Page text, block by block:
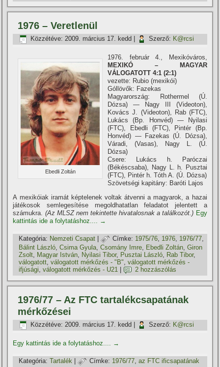
1976 – Veretlenül
Közzétéve: 2009. március 17. kedd Szerző: K@rcsi
Ebedli Zoltán
1976. február 4., Mexikóváros,
MEXIKÓ – MAGYAR
VÁLOGATOTT 4:1 (2:1)
vezette: Rubio (mexikói)
Góllövők: Fazekas
Magyarország: Rothermel (Ú.
Dózsa) — Nagy III (Videoton),
Kovács J. (Videoton), Rab (FTC),
Lukács (Bp. Honvéd) — Nyilasi
(FTC), Ebedli (FTC), Pintér (Bp.
Honvéd) — Fazekas (Ú. Dózsa),
Váradi, (Vasas), Nagy L. (Ú.
Dózsa)
Csere: Lukács h. Paróczai
(Békéscsaba), Nagy L. h. Pusztai
(FTC), Pintér h. Tóth A. (Ú. Dózsa)
Szövetségi kapitány: Baróti Lajos
A mexikóiak iramát képtelenek voltak átvenni a magyarok, a hazai
játékosok semlegesí­tése megoldhatatlan feladatot jelentett a
számukra. (Az MLSZ nem tekintette hivatalosnak a találkozót.) Egy
kattintás ide a folytatáshoz.... →
Kategória: Nemzeti Csapat | Címke: 1975/76, 1976, 1976/77,
Bálint László,Csima Gyula,Csomány Imre, Ebedli Zoltán,Giron
Zsolt, Magyar István, Nyilasi Tibor, Pusztai László, Rab Tibor,
válogatott,válogatott mérkőzés - "B",válogatott mérkőzés -
ifjúsági,válogatott mérkőzés - U21 2 hozzászólás
1976/77 – Az FTC tartalékcsapatának
mérkőzései
Közzétéve: 2009. március 17. kedd Szerző: K@rcsi
Egy kattintás ide a folytatáshoz.... →
Kategória: Tartalék | Címke: 1976/77,az FTC ificsapatának